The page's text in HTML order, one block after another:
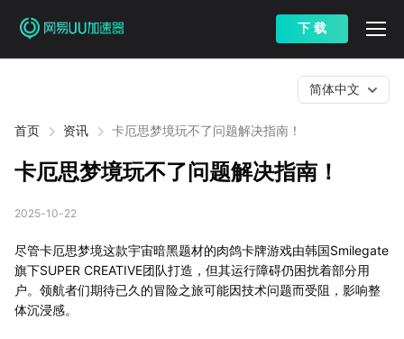
下 载
首页 资讯 卡厄思梦境玩不了问题解决指南！
简体中文
卡厄思梦境玩不了问题解决指南！
2025-10-22
尽管卡厄思梦境这款宇宙暗黑题材的肉鸽卡牌游戏由韩国Smilegate
旗下SUPER CREATIVE团队打造，但其运行障碍仍困扰着部分用
户。领航者们期待已久的冒险之旅可能因技术问题而受阻，影响整
体沉浸感。